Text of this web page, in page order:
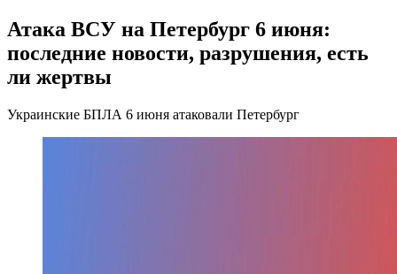
Атака ВСУ на Петербург 6 июня:
последние новости, разрушения, есть
ли жертвы
Украинские БПЛА 6 июня атаковали Петербург